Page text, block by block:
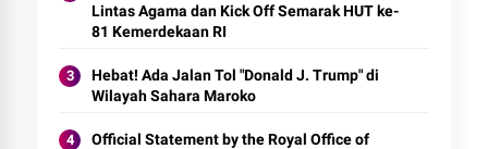
Lintas Agama dan Kick Off Semarak HUT ke-
81 Kemerdekaan RI
Hebat! Ada Jalan Tol "Donald J. Trump" di
Wilayah Sahara Maroko
Official Statement by the Royal Office of